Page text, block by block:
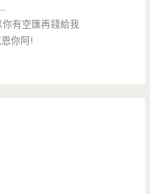
有空匯再錢給我
你阿!